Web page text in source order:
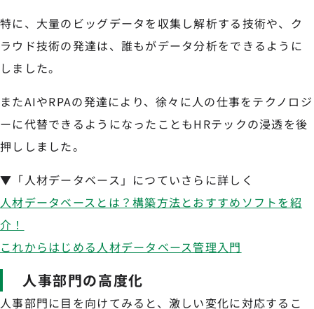
特に、大量のビッグデータを収集し解析する技術や、ク
ラウド技術の発達は、誰もがデータ分析をできるように
しました。
またAIやRPAの発達により、徐々に人の仕事をテクノロジ
ーに代替できるようになったこともHRテックの浸透を後
押ししました。
▼「人材データベース」につていさらに詳しく
人材データベースとは？構築方法とおすすめソフトを紹
介！
これからはじめる人材データベース管理入門
人事部門の高度化
人事部門に目を向けてみると、激しい変化に対応するこ